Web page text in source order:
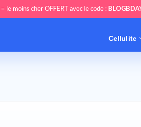
le moins cher OFFERT avec le code :
Cellulite